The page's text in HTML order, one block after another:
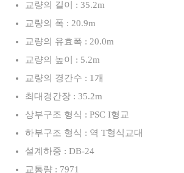
교량의 길이 : 35.2m
교량의 폭 : 20.9m
교량의 유효폭 : 20.0m
교량의 높이 : 5.2m
교량의 경간수 : 1개
최대경간장 : 35.2m
상부구조 형식 : PSC I형교
하부구조 형식 : 역 T형식교대
설계하중 : DB-24
교통량 : 7971